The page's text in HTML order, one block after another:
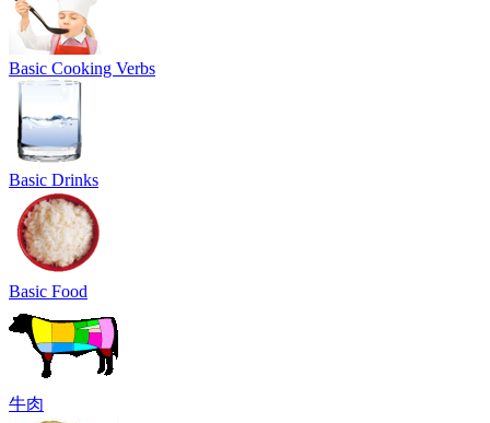
Basic Cooking Verbs
Basic Drinks
Basic Food
牛肉